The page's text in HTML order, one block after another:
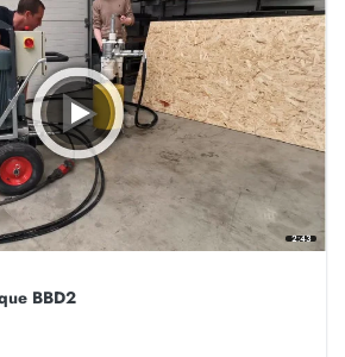
2:43
BBD2